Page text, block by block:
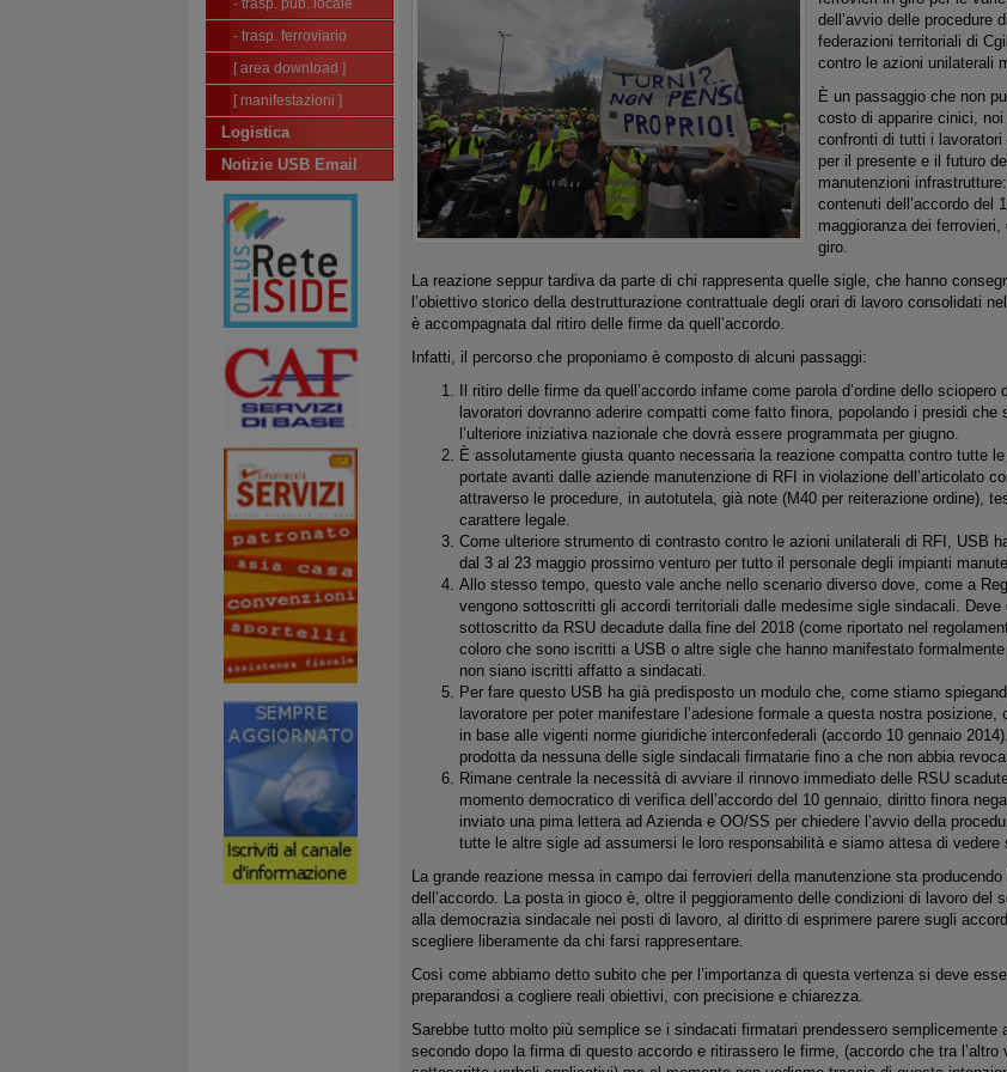
- trasp. pub. locale
- trasp. ferroviario
[ area download ]
[ manifestazioni ]
Logistica
Notizie USB Email
dell’avvio delle procedure
federazioni territoriali di
contro le azioni unilaterali
È un passaggio che non
costo di apparire cinici,
confronti di tutti i
per il presente e il futuro
manutenzioni
contenuti dell’accordo del
maggioranza dei
giro.
La reazione seppur tardiva da parte di chi rappresenta quelle sigle, che hanno
l’obiettivo storico della destrutturazione contrattuale degli orari di lavoro consolidati
è accompagnata dal ritiro delle firme da quell’accordo.
Infatti, il percorso che proponiamo è composto di alcuni passaggi:
Il ritiro delle firme da quell’accordo infame come parola d’ordine dello
lavoratori dovranno aderire compatti come fatto finora, popolando i presidi che
l’ulteriore iniziativa nazionale che dovrà essere programmata per giugno.
È assolutamente giusta quanto necessaria la reazione compatta contro tutte
portate avanti dalle aziende manutenzione di RFI in violazione dell’articolato
attraverso le procedure, in autotutela, già note (M40 per reiterazione ordine),
carattere legale.
Come ulteriore strumento di contrasto contro le azioni unilaterali di RFI, USB
dal 3 al 23 maggio prossimo venturo per tutto il personale degli impianti
Allo stesso tempo, questo vale anche nello scenario diverso dove, come a
vengono sottoscritti gli accordi territoriali dalle medesime sigle sindacali.
sottoscritto da RSU decadute dalla fine del 2018 (come riportato nel
coloro che sono iscritti a USB o altre sigle che hanno manifestato
non siano iscritti affatto a sindacati.
Per fare questo USB ha già predisposto un modulo che, come stiamo
lavoratore per poter manifestare l’adesione formale a questa nostra
in base alle vigenti norme giuridiche interconfederali (accordo 10 gennaio
prodotta da nessuna delle sigle sindacali firmatarie fino a che non abbia
Rimane centrale la necessità di avviare il rinnovo immediato delle RSU
momento democratico di verifica dell’accordo del 10 gennaio, diritto finora
inviato una pima lettera ad Azienda e OO/SS per chiedere l’avvio della
tutte le altre sigle ad assumersi le loro responsabilità e siamo attesa di vedere
La grande reazione messa in campo dai ferrovieri della manutenzione sta producendo
dell’accordo. La posta in gioco è, oltre il peggioramento delle condizioni di lavoro del
alla democrazia sindacale nei posti di lavoro, al diritto di esprimere parere sugli
scegliere liberamente da chi farsi rappresentare.
Così come abbiamo detto subito che per l’importanza di questa vertenza si deve
preparandosi a cogliere reali obiettivi, con precisione e chiarezza.
Sarebbe tutto molto più semplice se i sindacati firmatari prendessero semplicemente
secondo dopo la firma di questo accordo e ritirassero le firme, (accordo che tra